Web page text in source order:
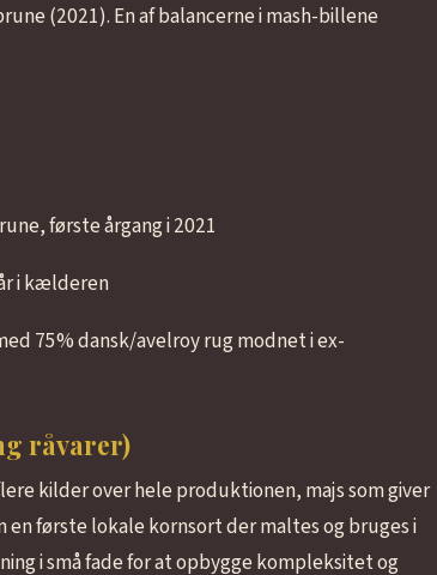
(2021). En af balancerne i mash-billene
første årgang i 2021
i kælderen
75% dansk/avelroy rug modnet i ex-
råvarer)
kilder over hele produktionen, majs som giver
første lokale kornsort der maltes og bruges i
i små fade for at opbygge kompleksitet og